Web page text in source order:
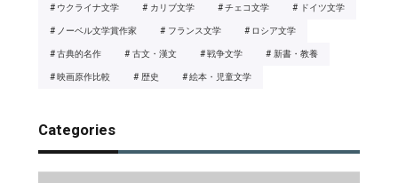
ウクライナ文学 カリブ文学 チェコ文学 ドイツ文学
ノーベル文学賞作家 フランス文学 ロシア文学
古典的名作 古文・漢文 戦争文学 新書・教養
映画原作比較 歴史 絵本・児童文学
Categories